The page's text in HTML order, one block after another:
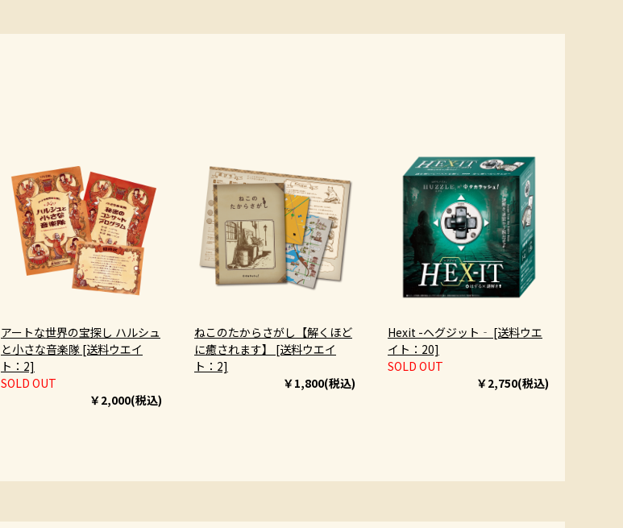
アートな世界の宝探し ハルシュ
と小さな音楽隊 [送料ウエイ
ト：2]
SOLD OUT
￥2,000(税込)
ねこのたからさがし【解くほど
に癒されます】 [送料ウエイ
ト：2]
￥1,800(税込)
Hexit -ヘグジット‐ [送料ウエ
イト：20]
SOLD OUT
￥2,750(税込)